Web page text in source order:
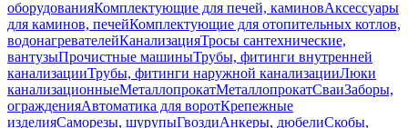
оборудованияКомплектующие для печей, каминовАксессуары
для каминов, печейКомплектующие для отопительных котлов,
водонагревателейКанализацияТросы сантехнические,
вантузыПрочистные машиныТрубы, фитинги внутренней
канализацииТрубы, фитинги наружной канализацииЛюки
канализационныеМеталлопрокатМеталлопрокатСваиЗаборы,
огражденияАвтоматика для воротКрепежные
изделияСаморезы, шурупыГвоздиАнкеры, дюбелиСкобы,